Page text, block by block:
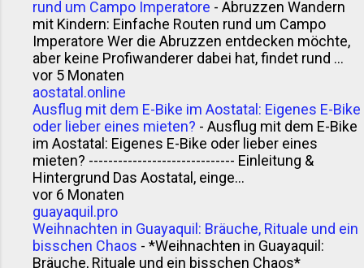
rund um Campo Imperatore - Abruzzen Wandern
mit Kindern: Einfache Routen rund um Campo
Imperatore Wer die Abruzzen entdecken möchte,
aber keine Profiwanderer dabei hat, findet rund ...
vor 5 Monaten
aostatal.online
Ausflug mit dem E-Bike im Aostatal: Eigenes E-Bike
oder lieber eines mieten? - Ausflug mit dem E-Bike
im Aostatal: Eigenes E-Bike oder lieber eines
mieten? ------------------------------ Einleitung &
Hintergrund Das Aostatal, einge...
vor 6 Monaten
guayaquil.pro
Weihnachten in Guayaquil: Bräuche, Rituale und ein
bisschen Chaos - *Weihnachten in Guayaquil:
Bräuche, Rituale und ein bisschen Chaos*